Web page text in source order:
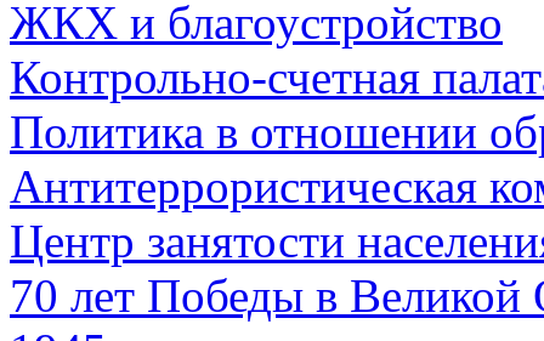
ЖКХ и благоустройство
Контрольно-счетная
Политика в отношении
Антитеррористическая
Центр занятости
70 лет Победы в Великой